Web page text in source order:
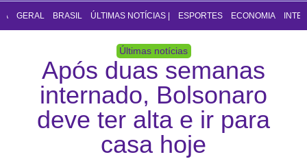
GERAL BRASIL ÚLTIMAS NOTÍCIAS | ESPORTES ECONOMIA
Últimas notícias
Após duas semanas
internado, Bolsonaro
deve ter alta e ir para
casa hoje